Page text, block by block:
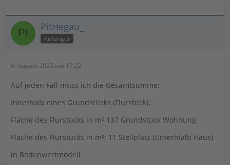
PitHegau_
Anfänger
6. August 2022 um 17:22
Auf jeden Fall muss ich die Gesamtsumme:
Innerhalb eines Grundstücks (Flurstück).
Fläche des Flurstücks in m² 137 Grundstück Wohnung
Fläche des Flurstücks in m²: 11 Stellplatz (Unterhialb Haus)
in Bodenwertmodell